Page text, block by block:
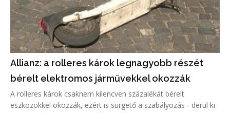
Allianz: a rolleres károk legnagyobb részét
bérelt elektromos járművekkel okozzák
A rolleres károk csaknem kilencven százalékát bérelt
eszközökkel okozzák, ezért is sürgető a szabályozás - derül ki